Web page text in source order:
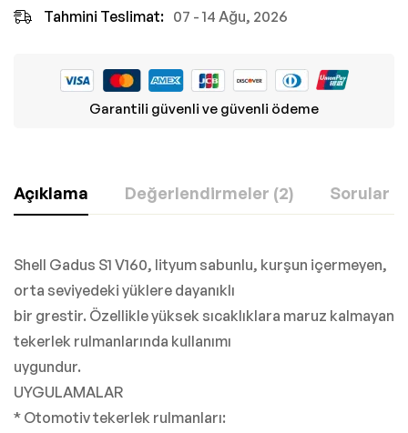
Tahmini Teslimat: 07 - 14 Ağu, 2026
Garantili güvenli ve güvenli ödeme
Açıklama Değerlendirmeler (2) Sorular
Shell Gadus S1 V160, lityum sabunlu, kurşun içermeyen,
orta seviyedeki yüklere dayanıklı
bir grestir. Özellikle yüksek sıcaklıklara maruz kalmayan
tekerlek rulmanlarında kullanımı
uygundur.
UYGULAMALAR
* Otomotiv tekerlek rulmanları: